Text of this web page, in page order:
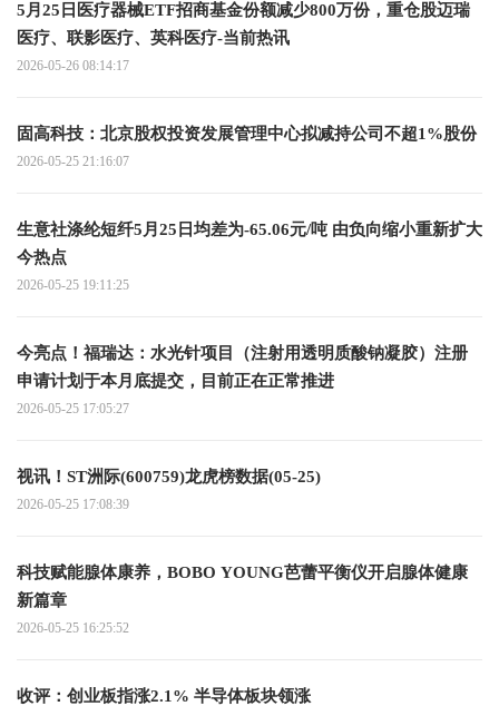
5月25日医疗器械ETF招商基金份额减少800万份，重仓股迈瑞
医疗、联影医疗、英科医疗-当前热讯
2026-05-26 08:14:17
固高科技：北京股权投资发展管理中心拟减持公司不超1%股份
2026-05-25 21:16:07
生意社涤纶短纤5月25日均差为-65.06元/吨 由负向缩小重新扩大
今热点
2026-05-25 19:11:25
今亮点！福瑞达：水光针项目（注射用透明质酸钠凝胶）注册
申请计划于本月底提交，目前正在正常推进
2026-05-25 17:05:27
视讯！ST洲际(600759)龙虎榜数据(05-25)
2026-05-25 17:08:39
科技赋能腺体康养，BOBO YOUNG芭蕾平衡仪开启腺体健康
新篇章
2026-05-25 16:25:52
收评：创业板指涨2.1% 半导体板块领涨